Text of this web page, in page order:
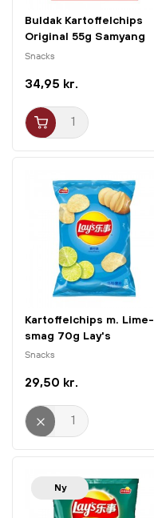
Buldak Kartoffelchips
Original 55g Samyang
Snacks
34,95 kr.
Kartoffelchips m. Lime-
smag 70g Lay's
Snacks
29,50 kr.
Ny